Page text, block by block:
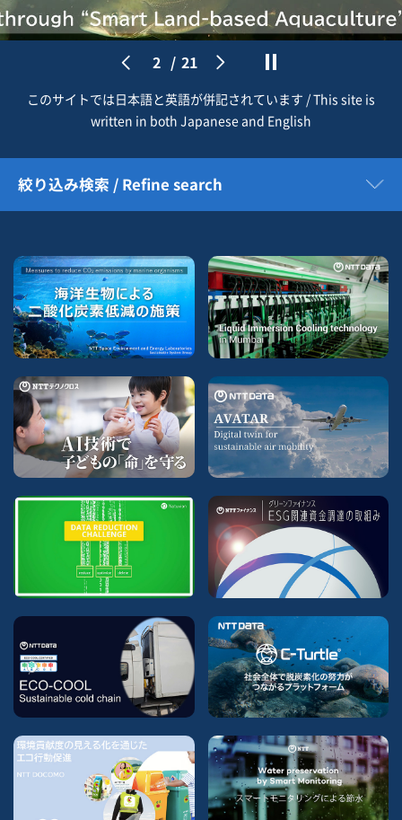
2 / 21
このサイトでは日本語と英語が併記されています / This site is
written in both Japanese and English
絞り込み検索 / Refine search